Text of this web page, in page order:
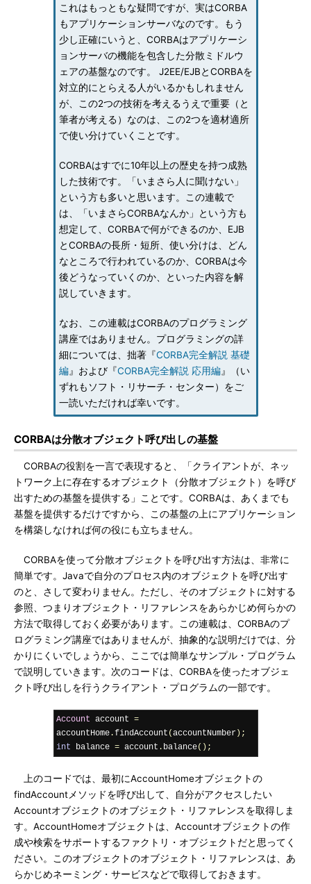
これはもっともな疑問ですが、実はCORBA
もアプリケーションサーバなのです。もう
少し正確にいうと、CORBAはアプリケーシ
ョンサーバの機能を包含した分散ミドルウ
ェアの基盤なのです。 J2EE/EJBとCORBAを
対立的にとらえる人がいるかもしれません
が、この2つの技術を考えるうえで重要（と
筆者が考える）なのは、この2つを適材適所
で使い分けていくことです。
CORBAはすでに10年以上の歴史を持つ成熟
した技術です。「いまさら人に聞けない」
という方も多いと思います。この連載で
は、「いまさらCORBAなんか」という方も
想定して、CORBAで何ができるのか、EJB
とCORBAの長所・短所、使い分けは、どん
なところで行われているのか、CORBAは今
後どうなっていくのか、といった内容を解
説していきます。
なお、この連載はCORBAのプログラミング
講座ではありません。プログラミングの詳
細については、拙著『CORBA完全解説 基礎
編』および『CORBA完全解説 応用編』（い
ずれもソフト・リサーチ・センター）をご
一読いただければ幸いです。
CORBAは分散オブジェクト呼び出しの基盤
CORBAの役割を一言で表現すると、「クライアントが、ネッ
トワーク上に存在するオブジェクト（分散オブジェクト）を呼び
出すための基盤を提供する」ことです。CORBAは、あくまでも
基盤を提供するだけですから、この基盤の上にアプリケーション
を構築しなければ何の役にも立ちません。
CORBAを使って分散オブジェクトを呼び出す方法は、非常に
簡単です。Javaで自分のプロセス内のオブジェクトを呼び出す
のと、さして変わりません。ただし、そのオブジェクトに対する
参照、つまりオブジェクト・リファレンスをあらかじめ何らかの
方法で取得しておく必要があります。この連載は、CORBAのプ
ログラミング講座ではありませんが、抽象的な説明だけでは、分
かりにくいでしょうから、ここでは簡単なサンプル・プログラム
で説明していきます。次のコードは、CORBAを使ったオブジェ
クト呼び出しを行うクライアント・プログラムの一部です。
Account account =
accountHome.findAccount (accountNumber);
int balance = account . balance();
上のコードでは、最初にAccountHomeオブジェクトの
findAccountメソッドを呼び出して、自分がアクセスしたい
Accountオブジェクトのオブジェクト・リファレンスを取得しま
す。AccountHomeオブジェクトは、Accountオブジェクトの作
成や検索をサポートするファクトリ・オブジェクトだと思ってく
ださい。このオブジェクトのオブジェクト・リファレンスは、あ
らかじめネーミング・サービスなどで取得しておきます。